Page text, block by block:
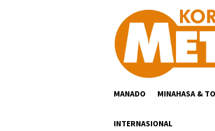
MANADO MINAHASA &
INTERNASIONAL